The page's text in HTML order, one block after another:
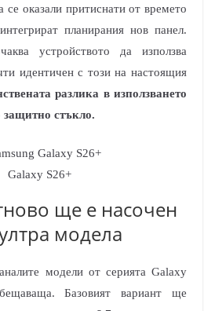
се оказали притиснати от времето
планирания нов панел.
устройството да използва
идентичен с този на настоящия
разлика в използването
защитно стъкло.
Galaxy S26+
ще е насочен
модела
модели от серията Galaxy
Базовият вариант ще